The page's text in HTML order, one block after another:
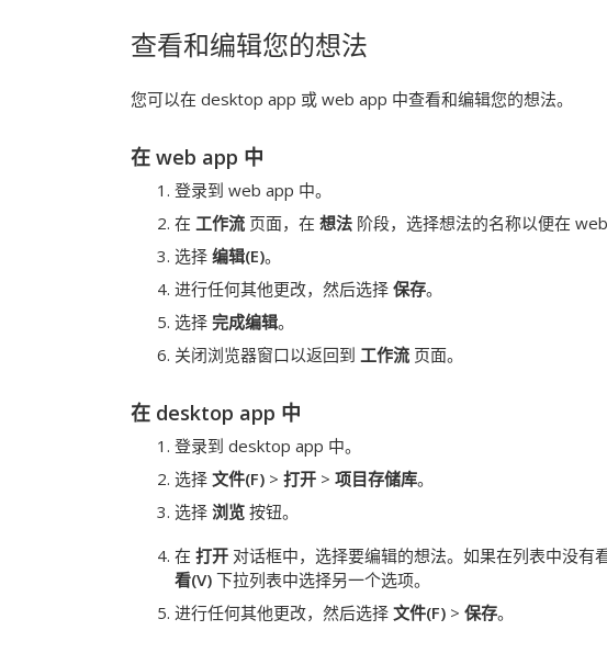
查看和编辑您的想法
您可以在 desktop app 或 web app 中查看和编辑您的想法。
在 web app 中
登录到 web app 中。
在 工作流 页面，在 想法 阶段，选择想法的名称以便在
选择 编辑(E)。
进行任何其他更改，然后选择 保存。
选择 完成编辑。
关闭浏览器窗口以返回到 工作流 页面。
在 desktop app 中
登录到 desktop app 中。
选择 文件(F) > 打开 > 项目存储库。
选择 浏览 按钮。
在 打开 对话框中，选择要编辑的想法。如果在列表中没有
看(V) 下拉列表中选择另一个选项。
进行任何其他更改，然后选择 文件(F) > 保存。